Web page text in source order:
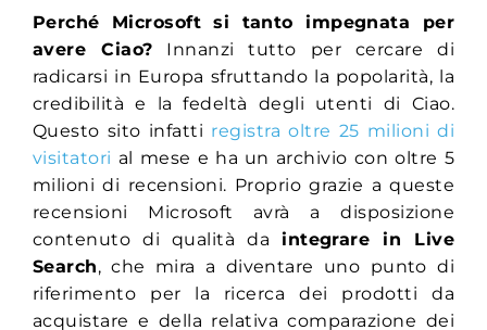
Perché Microsoft si tanto impegnata per
avere Ciao? Innanzi tutto per cercare di
radicarsi in Europa sfruttando la popolarità, la
credibilità e la fedeltà degli utenti di Ciao.
Questo sito infatti registra oltre 25 milioni di
visitatori al mese e ha un archivio con oltre 5
milioni di recensioni. Proprio grazie a queste
recensioni Microsoft avrà a disposizione
contenuto di qualità daintegrare in Live
Search, che mira a diventare uno punto di
riferimento per la ricerca dei prodotti da
acquistare e della relativa comparazione dei